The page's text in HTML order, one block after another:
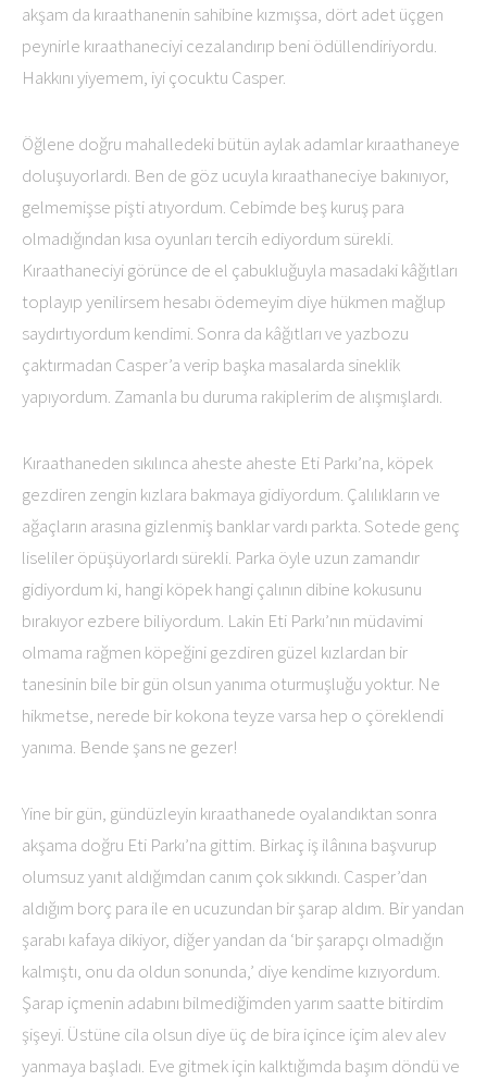
akşam da kıraathanenin sahibine kızmışsa, dört adet üçgen
peynirle kıraathaneciyi cezalandırıp beni ödüllendiriyordu.
Hakkını yiyemem, iyi çocuktu Casper.
Öğlene doğru mahalledeki bütün aylak adamlar kıraathaneye
doluşuyorlardı. Ben de göz ucuyla kıraathaneciye bakınıyor,
gelmemişse pişti atıyordum. Cebimde beş kuruş para
olmadığından kısa oyunları tercih ediyordum sürekli.
Kıraathaneciyi görünce de el çabukluğuyla masadaki kâğıtları
toplayıp yenilirsem hesabı ödemeyim diye hükmen mağlup
saydırtıyordum kendimi. Sonra da kâğıtları ve yazbozu
çaktırmadan Casper’a verip başka masalarda sineklik
yapıyordum. Zamanla bu duruma rakiplerim de alışmışlardı.
Kıraathaneden sıkılınca aheste aheste Eti Parkı’na, köpek
gezdiren zengin kızlara bakmaya gidiyordum. Çalılıkların ve
ağaçların arasına gizlenmiş banklar vardı parkta. Sotede genç
liseliler öpüşüyorlardı sürekli. Parka öyle uzun zamandır
gidiyordum ki, hangi köpek hangi çalının dibine kokusunu
bırakıyor ezbere biliyordum. Lakin Eti Parkı’nın müdavimi
olmama rağmen köpeğini gezdiren güzel kızlardan bir
tanesinin bile bir gün olsun yanıma oturmuşluğu yoktur. Ne
hikmetse, nerede bir kokona teyze varsa hep o çöreklendi
yanıma. Bende şans ne gezer!
Yine bir gün, gündüzleyin kıraathanede oyalandıktan sonra
akşama doğru Eti Parkı’na gittim. Birkaç iş ilânına başvurup
olumsuz yanıt aldığımdan canım çok sıkkındı. Casper’dan
aldığım borç para ile en ucuzundan bir şarap aldım. Bir yandan
şarabı kafaya dikiyor, diğer yandan da ‘bir şarapçı olmadığın
kalmıştı, onu da oldun sonunda,’ diye kendime kızıyordum.
Şarap içmenin adabını bilmediğimden yarım saatte bitirdim
şişeyi. Üstüne cila olsun diye üç de bira içince içim alev alev
yanmaya başladı. Eve gitmek için kalktığımda başım döndü ve